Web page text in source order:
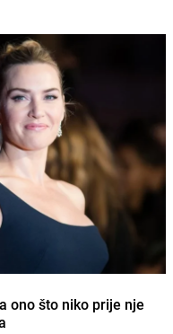
ono što niko prije nje